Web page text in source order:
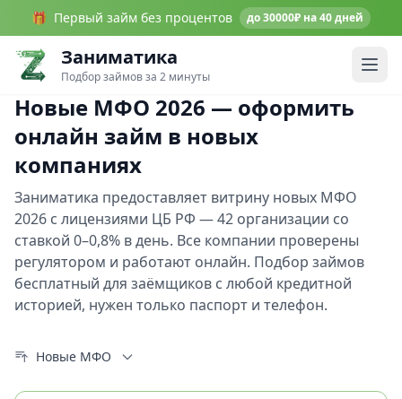
🎁 Первый займ без процентов до 30000₽ на 40 дней
Заниматика
Подбор займов за 2 минуты
Новые МФО 2026 — оформить
онлайн займ в новых
компаниях
Заниматика предоставляет витрину новых МФО
2026 с лицензиями ЦБ РФ — 42 организации со
ставкой 0–0,8% в день. Все компании проверены
регулятором и работают онлайн. Подбор займов
бесплатный для заёмщиков с любой кредитной
историей, нужен только паспорт и телефон.